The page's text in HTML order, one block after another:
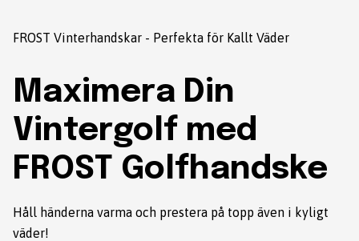
FROST Vinterhandskar - Perfekta för Kallt Väder
Maximera Din
Vintergolf med
FROST Golfhandske
Håll händerna varma och prestera på topp även i kyligt
väder!